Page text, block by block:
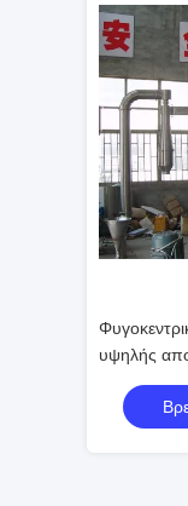
στεγνωτήρας
Βρείτε την καλύτερη